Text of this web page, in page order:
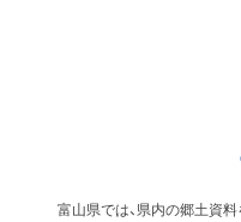
富山県では、県内の郷土資